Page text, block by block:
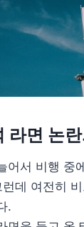
라면 논
어서 비행 중
데 여전히
.